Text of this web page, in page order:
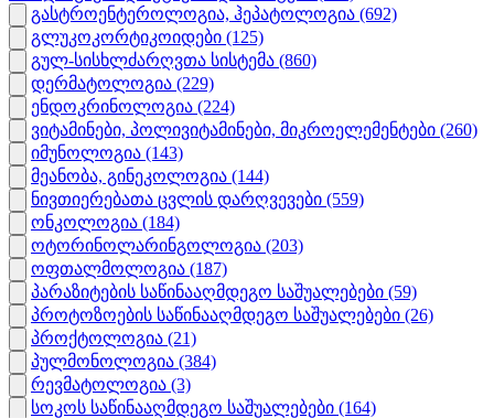
გასტროენტეროლოგია, ჰეპატოლოგია (692)
გლუკოკორტიკოიდები (125)
გულ-სისხლძარღვთა სისტემა (860)
დერმატოლოგია (229)
ენდოკრინოლოგია (224)
ვიტამინები, პოლივიტამინები, მიკროელემენტები (260)
იმუნოლოგია (143)
მეანობა, გინეკოლოგია (144)
ნივთიერებათა ცვლის დარღვევები (559)
ონკოლოგია (184)
ოტორინოლარინგოლოგია (203)
ოფთალმოლოგია (187)
პარაზიტების საწინააღმდეგო საშუალებები (59)
პროტოზოების საწინააღმდეგო საშუალებები (26)
პროქტოლოგია (21)
პულმონოლოგია (384)
რევმატოლოგია (3)
სოკოს საწინააღმდეგო საშუალებები (164)